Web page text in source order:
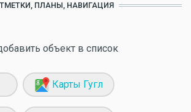
ПЛАНЫ, НАВИГАЦИЯ
объект в список
Карты Гугл